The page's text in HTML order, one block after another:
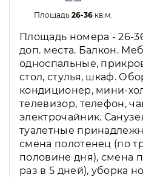
Площадь26-36 кв.м.
Площадь номера - 26-
доп. места. Балкон.
односпальные,
стол, стулья, шкаф.
кондиционер, мини-
телевизор, телефон,
электрочайник.
туалетные
смена полотенец (по
половине дня), смена
раз в 5 дней), уборка